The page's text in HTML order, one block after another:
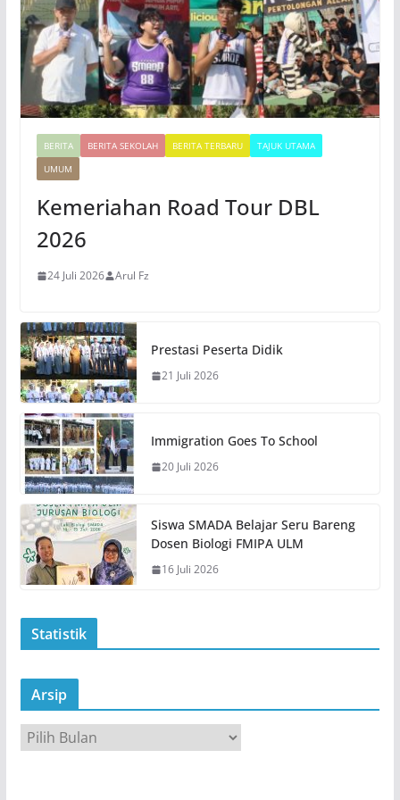
BERITA BERITA SEKOLAH BERITA TERBARU
TAJUK UTAMA
UMUM
Kemeriahan Road Tour DBL
2026
24 Juli 2026 Arul Fz
Prestasi Peserta Didik
21 Juli 2026
Immigration Goes To School
20 Juli 2026
Siswa SMADA Belajar Seru Bareng
Dosen Biologi FMIPA ULM
16 Juli 2026
Statistik
Arsip
r